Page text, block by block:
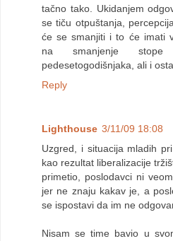
tačno tako. Ukidanjem
se tiču otpuštanja,
će se smanjiti i to će imati
na smanjenje stope
pedesetogodišnjaka, ali i
Reply
Lighthouse 3/11/09 18:08
Uzgred, i situacija mladih
kao rezultat liberalizacije
primetio, poslodavci ni
jer ne znaju kakav je, a
se ispostavi da im ne
Nisam se time bavio u